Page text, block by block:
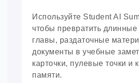
Используйте Student AI
чтобы превратить длинные
главы, раздаточные
документы в учебные
карточки, пулевые точки и
памяти.